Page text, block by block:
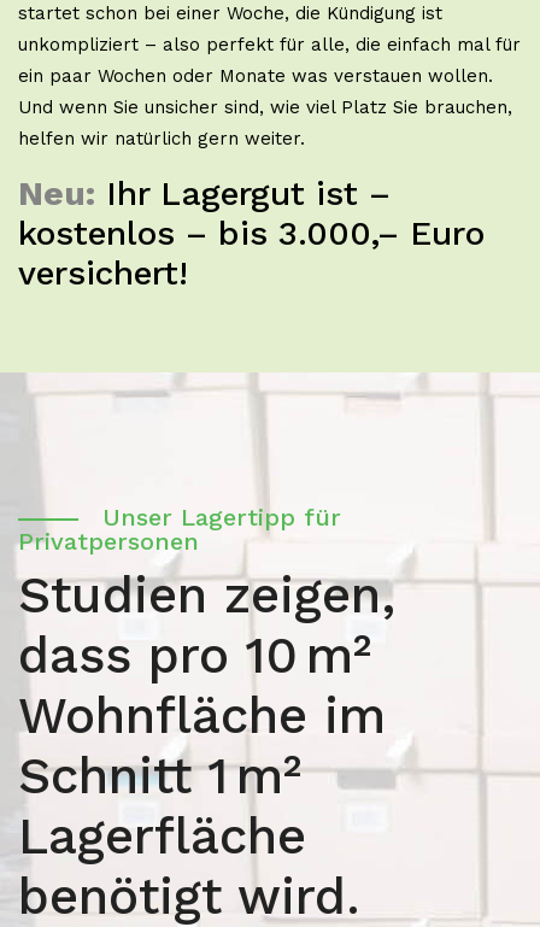
startet schon bei einer Woche, die Kündigung ist
unkompliziert – also perfekt für alle, die einfach mal für
ein paar Wochen oder Monate was verstauen wollen.
Und wenn Sie unsicher sind, wie viel Platz Sie brauchen,
helfen wir natürlich gern weiter.
Neu: Ihr Lagergut ist –
kostenlos – bis 3.000,– Euro
versichert!
Unser Lagertipp für
Privatpersonen
Studien zeigen,
dass pro 10 m²
Wohnfläche im
Schnitt 1 m²
Lagerfläche
benötigt wird.